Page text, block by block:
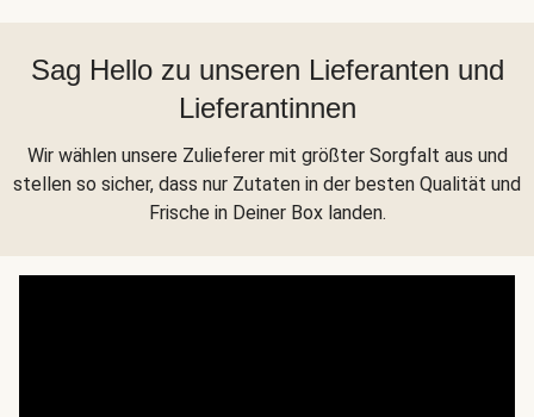
Sag Hello zu unseren Lieferanten und
Lieferantinnen
Wir wählen unsere Zulieferer mit größter Sorgfalt aus und
stellen so sicher, dass nur Zutaten in der besten Qualität und
Frische in Deiner Box landen.